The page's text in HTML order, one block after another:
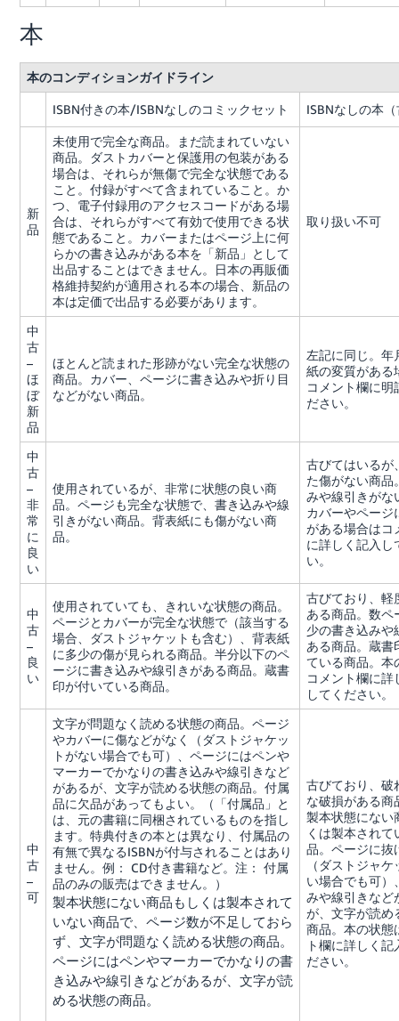
本
本のコンディションガイドライン
ISBN付きの本/ISBNなしのコミックセット ISBNなしの本
新
品
未使用で完全な商品。まだ読まれていない
商品。ダストカバーと保護用の包装がある
場合は、それらが無傷で完全な状態である
こと。付録がすべて含まれていること。か
つ、電子付録用のアクセスコードがある場
合は、それらがすべて有効で使用できる状
態であること。カバーまたはページ上に何
らかの書き込みがある本を「新品」として
出品することはできません。日本の再販価
格維持契約が適用される本の場合、新品の
本は定価で出品する必要があります。
取り扱い不可
中
古
–
ほ
ぼ
新
品
ほとんど読まれた形跡がない完全な状態の
商品。カバー、ページに書き込みや折り目
などがない商品。
左記に同じ。年
紙の変質がある
コメント欄に明
ださい。
中
古
–
非
常
に
良
い
使用されているが、非常に状態の良い商
品。ページも完全な状態で、書き込みや線
引きがない商品。背表紙にも傷がない商
品。
古びてはいるが
た傷がない商品
みや線引きがな
カバーやページ
がある場合はコ
に詳しく記入し
い。
中
古
–
良
い
使用されていても、きれいな状態の商品。
ページとカバーが完全な状態で（該当する
場合、ダストジャケットも含む）、背表紙
に多少の傷が見られる商品。半分以下のペ
ージに書き込みや線引きがある商品。蔵書
印が付いている商品。
古びており、軽
ある商品。数ペ
少の書き込みや
ある商品。蔵書
ている商品。本
コメント欄に詳
してください。
中
古
–
可
文字が問題なく読める状態の商品。ページ
やカバーに傷などがなく（ダストジャケッ
トがない場合でも可）、ページにはペンや
マーカーでかなりの書き込みや線引きなど
があるが、文字が読める状態の商品。付属
品に欠品があってもよい。（「付属品」と
は、元の書籍に同梱されているものを指し
ます。特典付きの本とは異なり、付属品の
有無で異なるISBNが付与されることはあり
ません。例： CD付き書籍など。注： 付属
品のみの販売はできません。）
製本状態にない商品もしくは製本されて
いない商品で、ページ数が不足しておら
ず、文字が問題なく読める状態の商品。
ページにはペンやマーカーでかなりの書
き込みや線引きなどがあるが、文字が読
める状態の商品。
古びており、破
な破損がある商
製本状態にない
くは製本されて
品。ページに抜
（ダストジャ
い場合でも可）
みや線引きなど
が、文字が読め
商品。本の状態
ト欄に詳しく記
ださい。